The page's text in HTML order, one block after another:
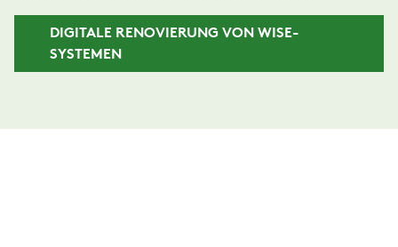
​DIGITALE RENOVIERUNG VON WISE-
SYSTEMEN​